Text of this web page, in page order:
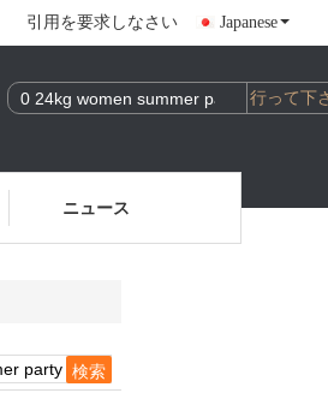
引用を要求しなさい Japanese
ニュース